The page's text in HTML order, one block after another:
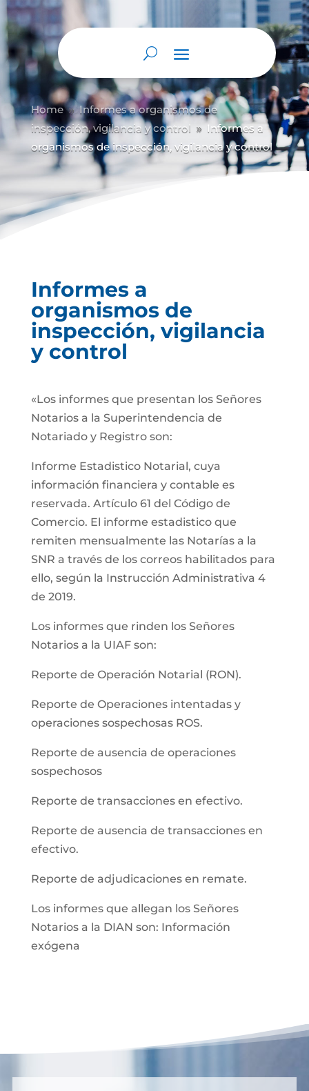
Home 9 Informes a organismos de
inspección, vigilancia y control 9
Informes a
organismos de inspección, vigilancia y control
Informes a
organismos de
inspección, vigilancia
y control
«Los informes que presentan los Señores
Notarios a la Superintendencia de
Notariado y Registro son:
Informe Estadistico Notarial, cuya
información financiera y contable es
reservada. Artículo 61 del Código de
Comercio. El informe estadistico que
remiten mensualmente las Notarías a la
SNR a través de los correos habilitados para
ello, según la Instrucción Administrativa 4
de 2019.
Los informes que rinden los Señores
Notarios a la UIAF son:
Reporte de Operación Notarial (RON).
Reporte de Operaciones intentadas y
operaciones sospechosas ROS.
Reporte de ausencia de operaciones
sospechosos
Reporte de transacciones en efectivo.
Reporte de ausencia de transacciones en
efectivo.
Reporte de adjudicaciones en remate.
Los informes que allegan los Señores
Notarios a la DIAN son: Información
exógena